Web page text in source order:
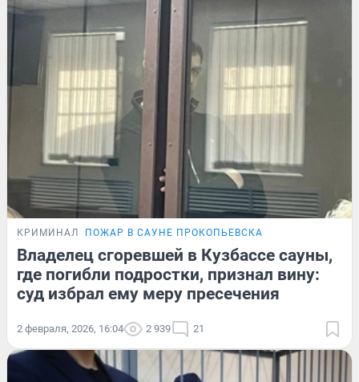
КРИМИНАЛ ПОЖАР В САУНЕ ПРОКОПЬЕВСКА
Владелец сгоревшей в Кузбассе сауны,
где погибли подростки, признал вину:
суд избрал ему меру пресечения
2 февраля, 2026, 16:04 2 939 21